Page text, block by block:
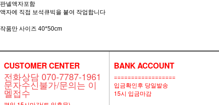
판넬액자포함
액자에 직접 보석큐빅을 붙여 작업합니다
작품만 사이즈 40*50cm
CUSTOMER CENTER
전화상담 070-7787-1961
문자수신불가/문의는 이
멜접수
BANK ACCOUNT
==================
입금확인후 당일발송
15시 입금마감